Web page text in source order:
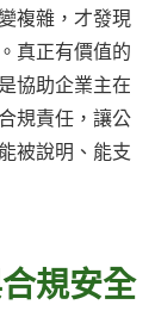
複雜，才發現
真正有價值的
協助企業主在
規責任，讓公
被說明、能支
規安全